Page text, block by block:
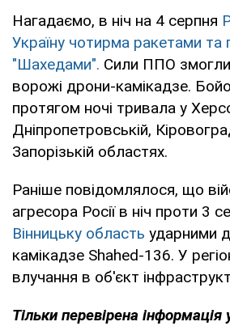
Нагадаємо, в ніч на 4 серпня
Україну чотирма ракетами та
"Шахедами". Сили ППО змогли
ворожі дрони-камікадзе.
протягом ночі тривала у
Дніпропетровській,
Запорізькій областях.
Раніше повідомлялося, що
агресора Росії в ніч проти 3
Вінницьку область ударними
камікадзе Shahed-136. У
влучання в об'єкт
Тільки перевірена інформація